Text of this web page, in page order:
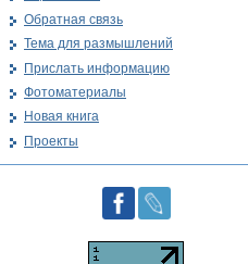
Обратная связь
Тема для размышлений
Прислать информацию
Фотоматериалы
Новая книга
Проекты